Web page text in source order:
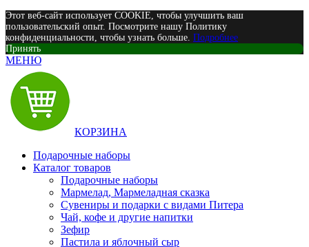
Этот веб-сайт использует COOKIE, чтобы улучшить ваш
пользовательский опыт. Посмотрите нашу Политику
конфиденциальности, чтобы узнать больше. Подробнее
Принять
МЕНЮ
КОРЗИНА
Подарочные наборы
Каталог товаров
Подарочные наборы
Мармелад, Мармеладная сказка
Сувениры и подарки с видами Питера
Чай, кофе и другие напитки
Зефир
Пастила и яблочный сыр